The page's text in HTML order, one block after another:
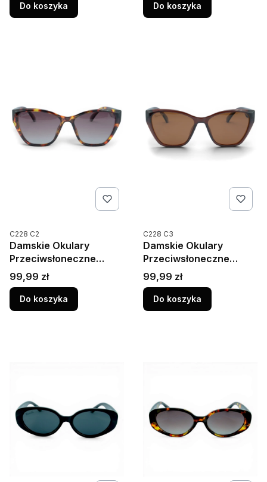
Do koszyka Do koszyka
Kod produktu
C228 C2
Damskie Okulary
Przeciwsłoneczne
Polaryzacja UV400
Camilla 228C2 Szylkret
Cena
99,99 zł
Do koszyka
Kod produktu
C228 C3
Damskie Okulary
Przeciwsłoneczne
Polaryzacja UV400
Camilla 228C3 Mahoń
Cena
99,99 zł
Do koszyka